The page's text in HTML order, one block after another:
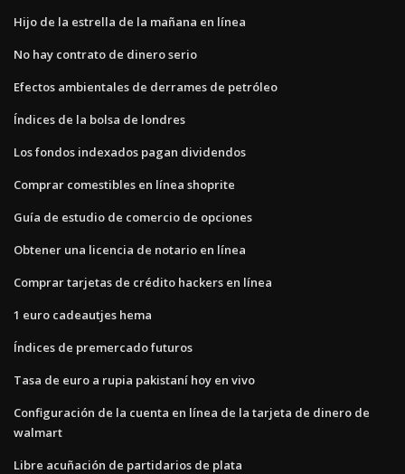
Hijo de la estrella de la mañana en línea
No hay contrato de dinero serio
Efectos ambientales de derrames de petróleo
Índices de la bolsa de londres
Los fondos indexados pagan dividendos
Comprar comestibles en línea shoprite
Guía de estudio de comercio de opciones
Obtener una licencia de notario en línea
Comprar tarjetas de crédito hackers en línea
1 euro cadeautjes hema
Índices de premercado futuros
Tasa de euro a rupia pakistaní hoy en vivo
Configuración de la cuenta en línea de la tarjeta de dinero de
walmart
Libre acuñación de partidarios de plata